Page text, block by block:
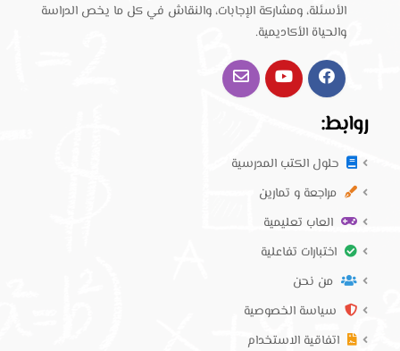
الأسئلة، ومشاركة الإجابات، والنقاش في كل ما يخص الدراسة
والحياة الأكاديمية.
روابط:
حلول الكتب المدرسية
مراجعة و تمارين
العاب تعليمية
اختبارات تفاعلية
من نحن
سياسة الخصوصية
اتفاقية الاستخدام